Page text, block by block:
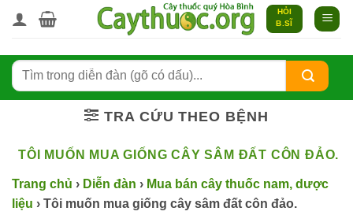
qua
dung
HỎI
B.SĨ
TRA CỨU THEO BỆNH
TÔI MUỐN MUA GIỐNG CÂY SÂM ĐẤT CÔN ĐẢO.
Trang chủ › Diễn đàn › Mua bán cây thuốc nam, dược
liệu › Tôi muốn mua giống cây sâm đất côn đảo.